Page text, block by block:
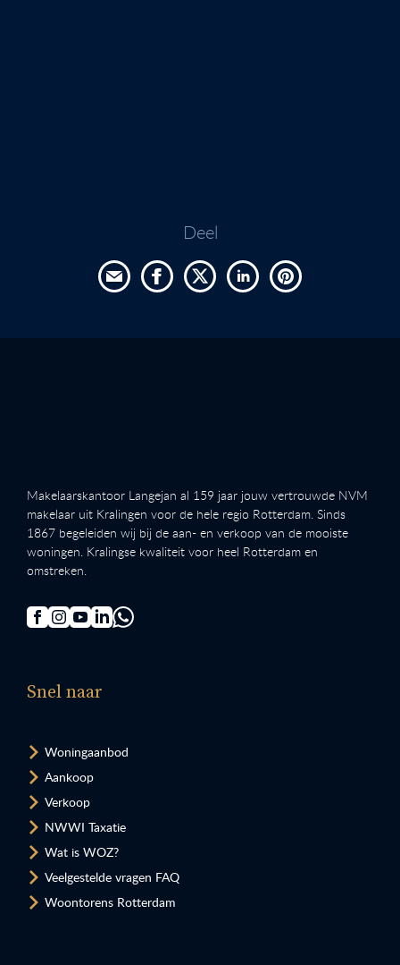
Deel
Makelaarskantoor Langejan al 159 jaar jouw vertrouwde NVM
makelaar uit Kralingen voor de hele regio Rotterdam. Sinds
1867 begeleiden wij bij de aan- en verkoop van de mooiste
woningen. Kralingse kwaliteit voor heel Rotterdam en
omstreken.
Snel naar
Woningaanbod
Aankoop
Verkoop
NWWI Taxatie
Wat is WOZ?
Veelgestelde vragen FAQ
Woontorens Rotterdam